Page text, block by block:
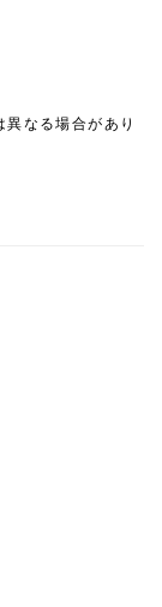
なる場合があり